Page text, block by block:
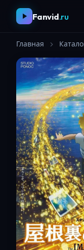
Fanvid.ru
Главная